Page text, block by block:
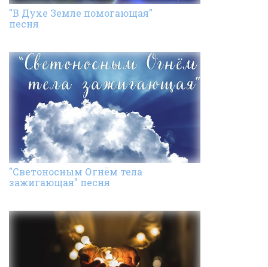
"В Духе Земле помогающая"
песня
"Светоносным Огнём тела
зажигающая" песня